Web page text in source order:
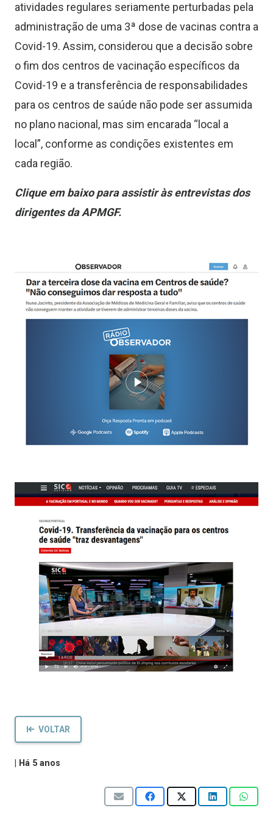
atividades regulares seriamente perturbadas pela
administração de uma 3ª dose de vacinas contra a
Covid-19. Assim, considerou que a decisão sobre
o fim dos centros de vacinação específicos da
Covid-19 e a transferência de responsabilidades
para os centros de saúde não pode ser assumida
no plano nacional, mas sim encarada “local a
local”, conforme as condições existentes em
cada região.
Clique em baixo para assistir às entrevistas dos
dirigentes da APMGF.
VOLTAR
Há 5 anos